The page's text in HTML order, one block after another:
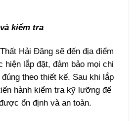
kiểm tra
Hải Đăng sẽ đến địa điểm
hiện lắp đặt, đảm bảo mọi chi
theo thiết kế. Sau khi lắp
hành kiểm tra kỹ lưỡng để
ổn định và an toàn.